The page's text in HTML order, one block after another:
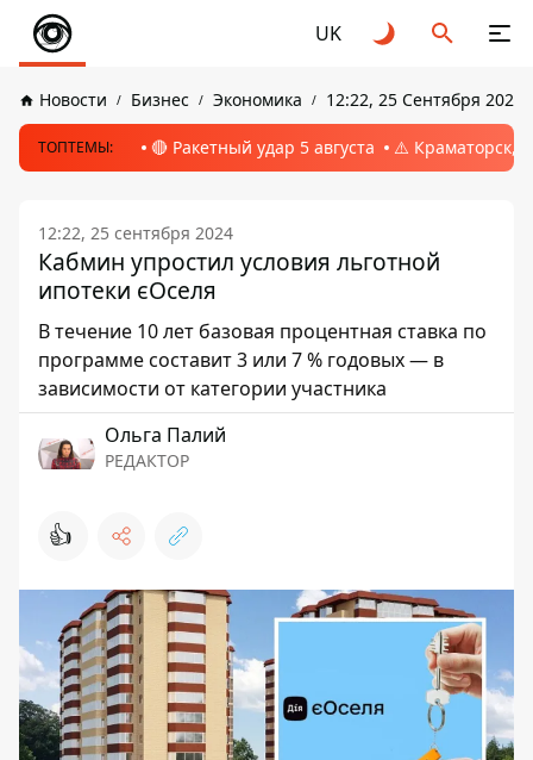
UK
Новости Бизнес Экономика 12:22, 25 Сентября 2024
ТОПТЕМЫ: 🔴 Ракетный удар 5 августа ⚠️ Краматорск,
12:22, 25 сентября 2024
Кабмин упростил условия льготной
ипотеки єОселя
В течение 10 лет базовая процентная ставка по
программе составит 3 или 7 % годовых — в
зависимости от категории участника
Ольга Палий
РЕДАКТОР
👍